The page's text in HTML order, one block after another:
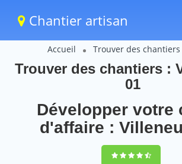
Chantier artisan
Accueil Trouver des
Trouver des chantiers :
01
Développer votre
d'affaire :